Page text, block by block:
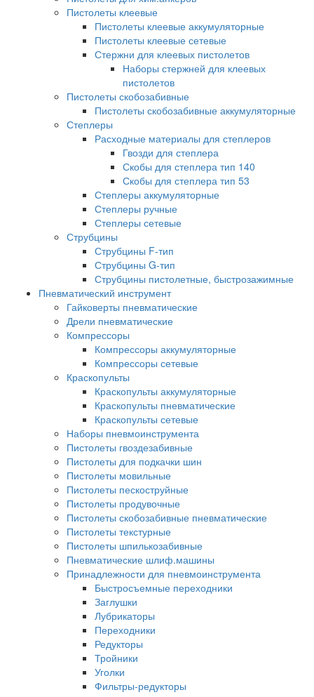
Пистолеты клеевые
Пистолеты клеевые аккумуляторные
Пистолеты клеевые сетевые
Стержни для клеевых пистолетов
Наборы стержней для клеевых
пистолетов
Пистолеты скобозабивные
Пистолеты скобозабивные аккумуляторные
Степлеры
Расходные материалы для степлеров
Гвозди для степлера
Скобы для степлера тип 140
Скобы для степлера тип 53
Степлеры аккумуляторные
Степлеры ручные
Степлеры сетевые
Струбцины
Струбцины F-тип
Струбцины G-тип
Струбцины пистолетные, быстрозажимные
Пневматический инструмент
Гайковерты пневматические
Дрели пневматические
Компрессоры
Компрессоры аккумуляторные
Компрессоры сетевые
Краскопульты
Краскопульты аккумуляторные
Краскопульты пневматические
Краскопульты сетевые
Наборы пневмоинструмента
Пистолеты гвоздезабивные
Пистолеты для подкачки шин
Пистолеты мовильные
Пистолеты пескоструйные
Пистолеты продувочные
Пистолеты скобозабивные пневматические
Пистолеты текстурные
Пистолеты шпилькозабивные
Пневматические шлиф.машины
Принадлежности для пневмоинструмента
Быстросъемные переходники
Заглушки
Лубрикаторы
Переходники
Редукторы
Тройники
Уголки
Фильтры-редукторы